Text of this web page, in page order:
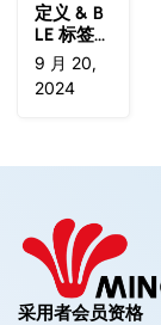
定义 & B
LE 标签
的使用,
传感器标
签, 人员
9 月 20,
2024
采用者会员资格